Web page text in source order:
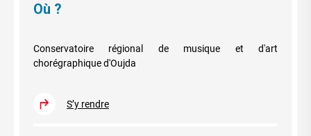
Où ?
Conservatoire régional de musique et d'art
chorégraphique d'Oujda
S’y rendre